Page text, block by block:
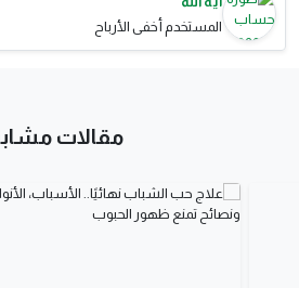
المستخدم أخفى الأرباح
مقالات